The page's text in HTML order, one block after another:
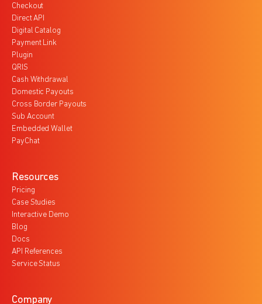
Checkout
Direct API
Digital Catalog
Payment Link
Plugin
QRIS
Cash Withdrawal
Domestic Payouts
Cross Border Payouts
Sub Account
Embedded Wallet
PayChat
Resources
Pricing
Case Studies
Interactive Demo
Blog
Docs
API References
Service Status
Company